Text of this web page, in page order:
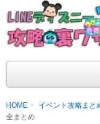
LINEディズ
支持率No1！痒いと
ラ評価も丁寧に解説
HOME イベント攻略まと
全まとめ